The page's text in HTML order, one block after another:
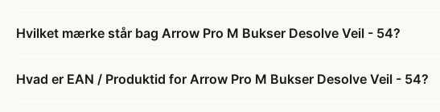
Hvilket mærke står bag Arrow Pro M Bukser Desolve Veil - 54?
Hvad er EAN / Produktid for Arrow Pro M Bukser Desolve Veil - 54?